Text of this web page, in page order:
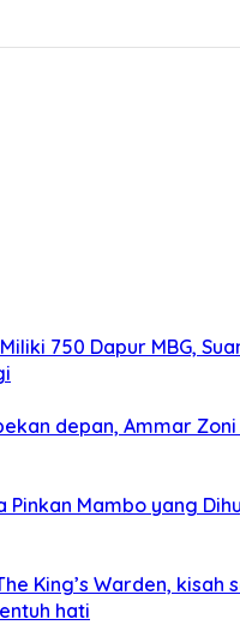
750 Dapur MBG,
depan, Ammar
Pinkan Mambo yang
King’s Warden, kisah
hati